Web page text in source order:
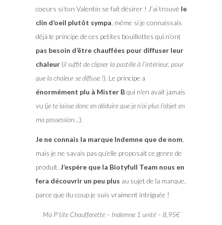
coeurs si ton Valentin se fait désirer ! J’ai trouvé le
clin d’oeil plutôt sympa, même si je connaissais
déjà le principe de ces petites bouillottes qui n’ont
pas besoin d’être chauffées pour diffuser leur
chaleur(il suffit de clipser la pastille à l’intérieur, pour
que la chaleur se diffuse !). Le principe a
énormément plu à Mister Bqui n’en avait jamais
vu (je te laisse donc en déduire que je n’ai plus l’objet en
ma possession…).
Je ne connais la marque Indemne que de nom,
mais je ne savais pas qu’elle proposait ce genre de
produit. J’espère que la Biotyfull Team nous en
fera découvrir un peu plus au sujet de la marque,
parce que du coup je suis vraiment intriguée !
Ma P’tite Chaufferette – Indemne 1 unité – 8,95€